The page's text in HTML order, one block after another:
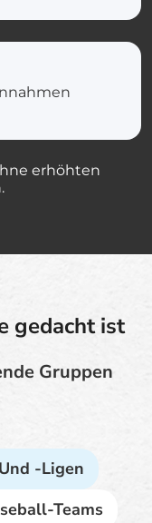
erhöhten
gedacht ist
Gruppen
-Ligen
Teams